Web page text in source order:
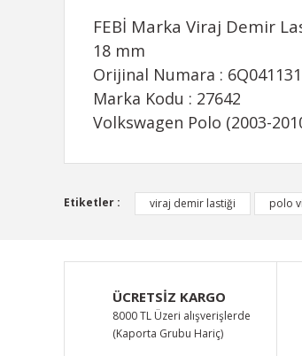
FEBİ Marka Viraj Demir
18 mm
Orijinal Numara :
Marka Kodu : 27642
Volkswagen Polo (2003-
Bu ürünün fiyat bilgisi, resim, ürün
Görüş ve önerileriniz için teşekkür
Ürün resmi kalitesiz, bozuk veya
Ürün açıklamasında eksik bilgiler
Ürün bilgilerinde hatalar bulunuyor.
Ürün fiyatı diğer sitelerden daha
Etiketler : viraj demir lastiği polo
ÜCRETSİZ KARGO
8000 TL Üzeri alışverişlerde
(Kaporta Grubu Hariç)